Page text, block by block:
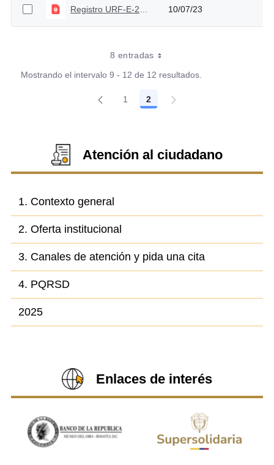
10/07/23
8 entradas
Mostrando el intervalo 9 - 12 de 12 resultados.
Página
1 Página
2
Atención al ciudadano
1. Contexto general
2. Oferta institucional
3. Canales de atención y pida una cita
4. PQRSD
2025
Enlaces de interés